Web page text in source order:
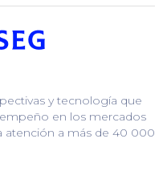
y tecnología que
en los mercados
atención a más de 40 000